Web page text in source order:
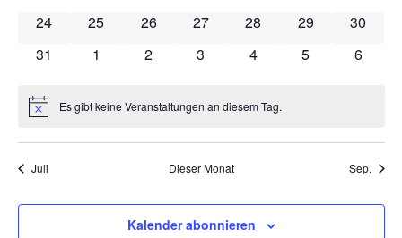
0 Veranstaltungen
24 0 Veranstaltungen
25 0 Veranstaltungen
26 0 Veranstaltungen
27 0 Veranstaltungen
28 0
29 0
30
0 Veranstaltungen
31 0 Veranstaltungen
1 0 Veranstaltungen
2 0 Veranstaltungen
3 0 Veranstaltungen
4 0
5 0
6
HinweisEs gibt keine Veranstaltungen an diesem Tag.
Juli Dieser Monat Sep.
Kalender abonnieren